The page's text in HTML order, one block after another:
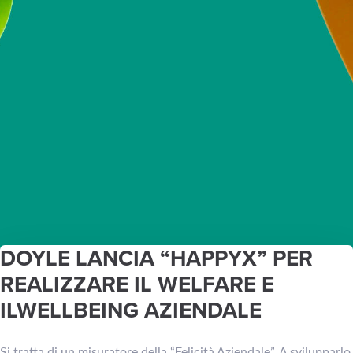
DOYLE LANCIA “HAPPYX” PER
REALIZZARE IL WELFARE E
ILWELLBEING AZIENDALE